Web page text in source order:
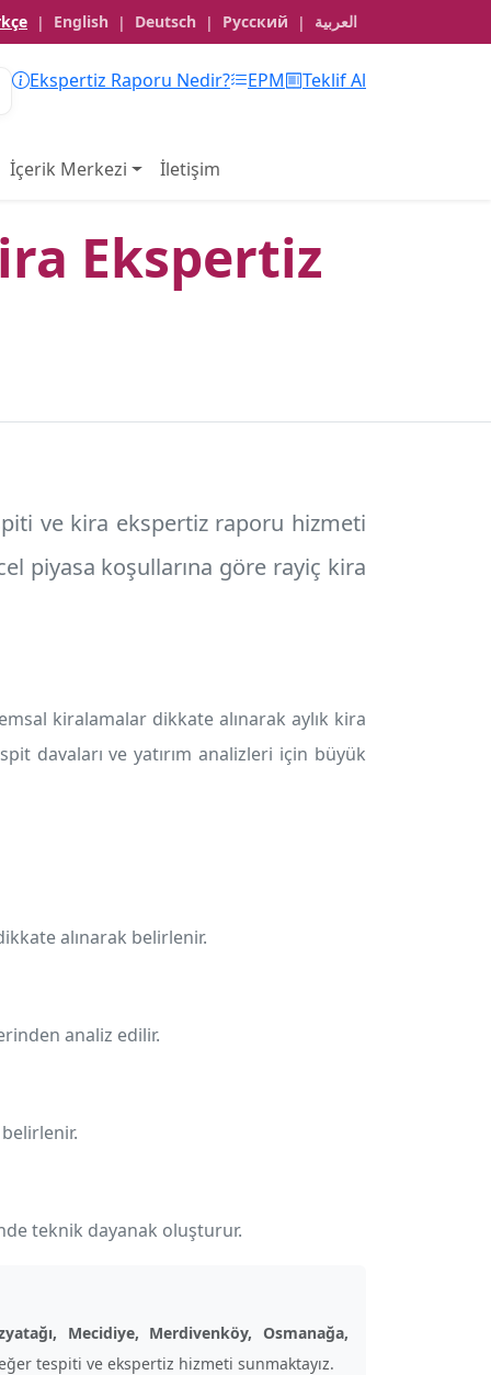
| English | Deutsch | Русский | العربية
Ekspertiz Raporu Nedir? EPM Teklif Al
İçerik Merkezi İletişim
Ekspertiz
ve kira ekspertiz raporu hizmeti
piyasa koşullarına göre rayiç kira
kiralamalar dikkate alınarak aylık kira
davaları ve yatırım analizleri için büyük
alınarak belirlenir.
analiz edilir.
teknik dayanak oluşturur.
Mecidiye, Merdivenköy, Osmanağa,
tespiti ve ekspertiz hizmeti sunmaktayız.